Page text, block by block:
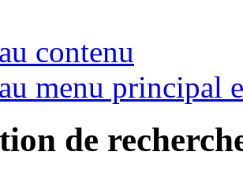
contenu
menu principal
de